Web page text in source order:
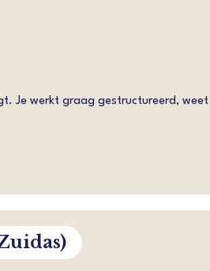
Je werkt graag gestructureerd,